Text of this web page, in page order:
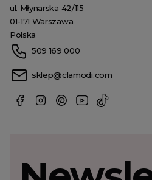
ul. Młynarska 42/115
01-171 Warszawa
Polska
509 169 000
sklep@clamodi.com